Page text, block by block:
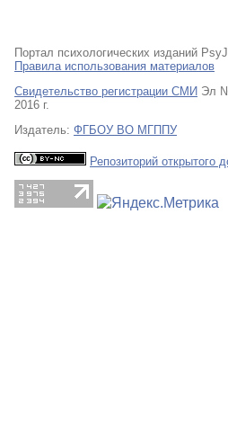
Портал психологических изданий
Правила использования материалов
Свидетельство регистрации СМИ Эл
2016 г.
Издатель: ФГБОУ ВО МГППУ
Репозиторий открытого